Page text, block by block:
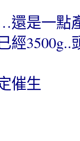
還是一點
經3500g..
催生